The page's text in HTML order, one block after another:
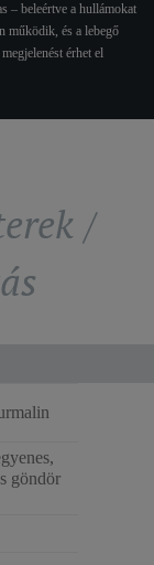
– beleértve a hullámokat
működik, és a lebegő
érhet el
/
göndör